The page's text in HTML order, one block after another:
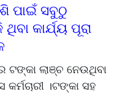
ପାଇଁ ସବୁଠୁ
କାର୍ଯ୍ୟ ପୂରା
ଟଙ୍କା ଲାଞ୍ଚ ନେଉଥିବା
।ଟଙ୍କା ସହ